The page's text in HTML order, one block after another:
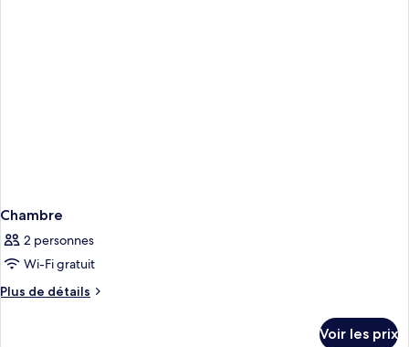
Chambre
2 personnes
Wi-Fi gratuit
Plus de détails
Plus
Voir les prix